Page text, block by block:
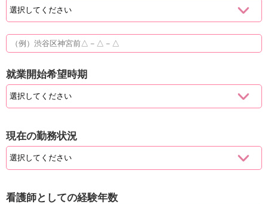
就業開始希望時期
現在の勤務状況
看護師としての経験年数